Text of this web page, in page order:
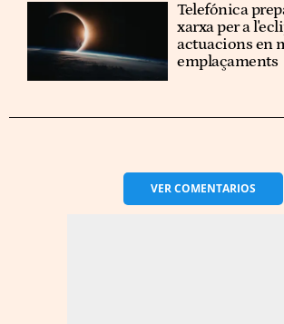
Telefónica
xarxa per a
actuacions en
emplaçaments
VERCOMENTARIOS